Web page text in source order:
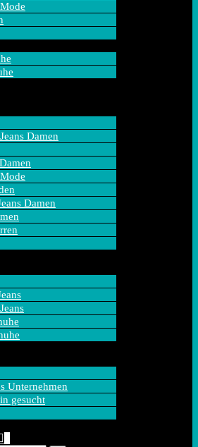
Damen
Damen
Unternehmen
gesucht